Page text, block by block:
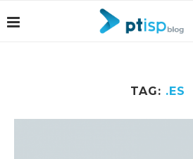
TAG: .ES